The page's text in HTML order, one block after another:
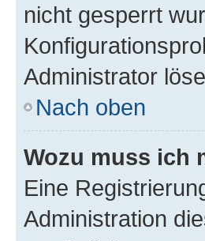
nicht gesperrt
Administrator
Nach oben
Wozu muss ich
Eine
Administration